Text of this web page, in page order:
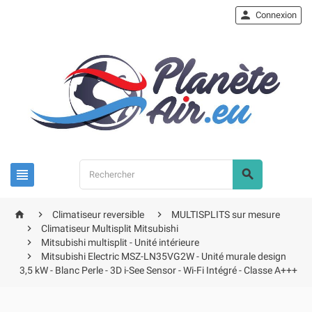
 
 Connexion
  Climatiseur reversible 
MULTISPLITS sur mesure

Climatiseur Multisplit Mitsubishi

Mitsubishi multisplit - Unité intérieure

Mitsubishi Electric MSZ-LN35VG2W - Unité murale design
3,5 kW - Blanc Perle - 3D i-See Sensor - Wi-Fi Intégré - Classe A+++